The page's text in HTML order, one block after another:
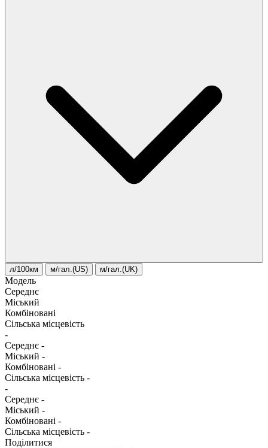
л/100км м/гал.(US) м/гал.(UK)
Модель
Середнє
Міський
Комбіновані
Сільська місцевість
-
Середнє -
Міський -
Комбіновані -
Сільська місцевість -
-
Середнє -
Міський -
Комбіновані -
Сільська місцевість -
Поділитися